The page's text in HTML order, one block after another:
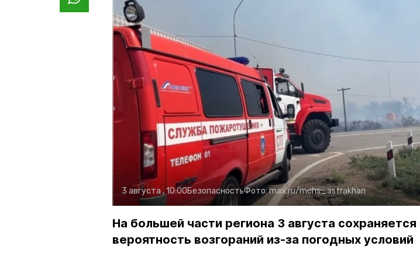
3 августа , 10:00БезопасностьФото:max.ru/mchs_astrakhan
На большей части региона 3 августа
вероятность возгораний из-за погодных условий